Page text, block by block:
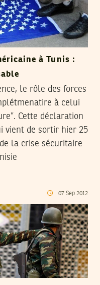
à Tunis :
le rôle des forces
à celui
Cette déclaration
vient de sortir hier 25
la crise sécuritaire
07 Sep 2012